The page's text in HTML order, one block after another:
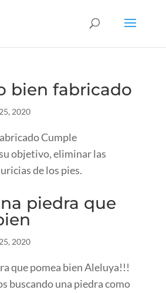
bien fabricado
2020
Cumple
objetivo, eliminar las
de los pies.
piedra que
2020
que pomea bien Aleluya!!!
buscando una piedra como